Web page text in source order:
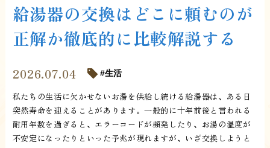
給湯器の交換はどこに頼むのが
正解か徹底的に比較解説する
2026.07.04 生活
私たちの生活に欠かせないお湯を供給し続ける給湯器は、ある日
突然寿命を迎えることがあります。一般的に十年前後と言われる
耐用年数を過ぎると、エラーコードが頻発したり、お湯の温度が
不安定になったりといった予兆が現れますが、いざ交換しようと